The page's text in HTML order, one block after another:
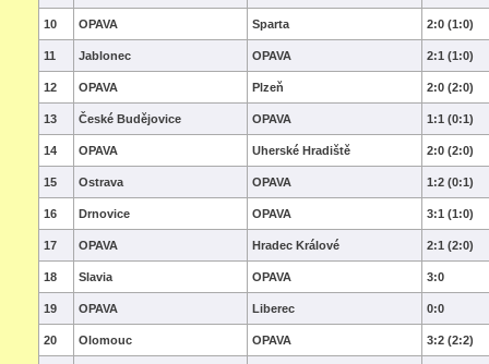
10 OPAVA Sparta 2:0 (1:0)
11 Jablonec OPAVA 2:1 (1:0)
12 OPAVA Plzeň 2:0 (2:0)
13 České Budějovice OPAVA 1:1 (0:1)
14 OPAVA Uherské Hradiště 2:0 (2:0)
15 Ostrava OPAVA 1:2 (0:1)
16 Drnovice OPAVA 3:1 (1:0)
17 OPAVA Hradec Králové 2:1 (2:0)
18 Slavia OPAVA 3:0
19 OPAVA Liberec 0:0
20 Olomouc OPAVA 3:2 (2:2)